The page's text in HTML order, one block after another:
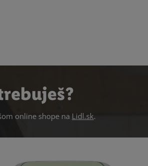
online shope na Lidl.sk.